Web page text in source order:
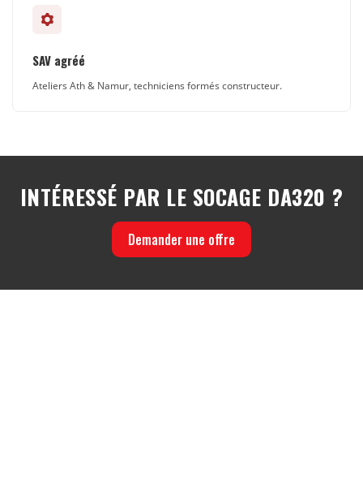
SAV agréé
Ateliers Ath & Namur, techniciens formés constructeur.
INTÉRESSÉ PAR LE SOCAGE DA320 ?
Demander une offre